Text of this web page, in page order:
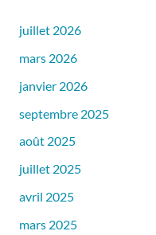
juillet 2026
mars 2026
janvier 2026
septembre 2025
août 2025
juillet 2025
avril 2025
mars 2025